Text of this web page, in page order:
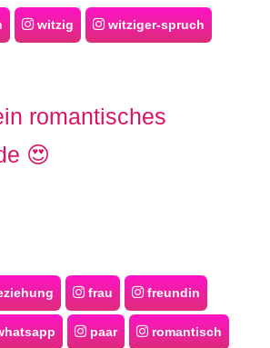
witzig witziger-spruch
romantisches
😍
frau freundin
paar romantisch